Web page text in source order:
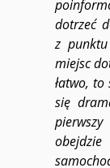
dotrzeć
z
miejsc
łatwo,
się